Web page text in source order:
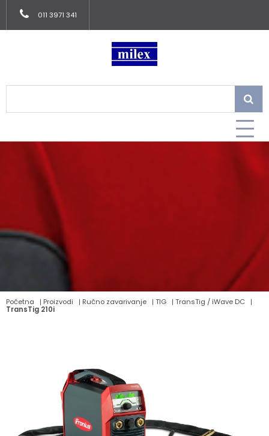
011 3971 341
Početna Proizvodi Ručno zavarivanje TIG
TransTig / iWave DC
TransTig 210i